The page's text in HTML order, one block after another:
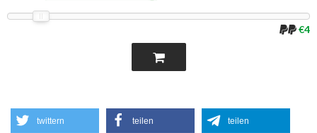
€4
twittern teilen teilen